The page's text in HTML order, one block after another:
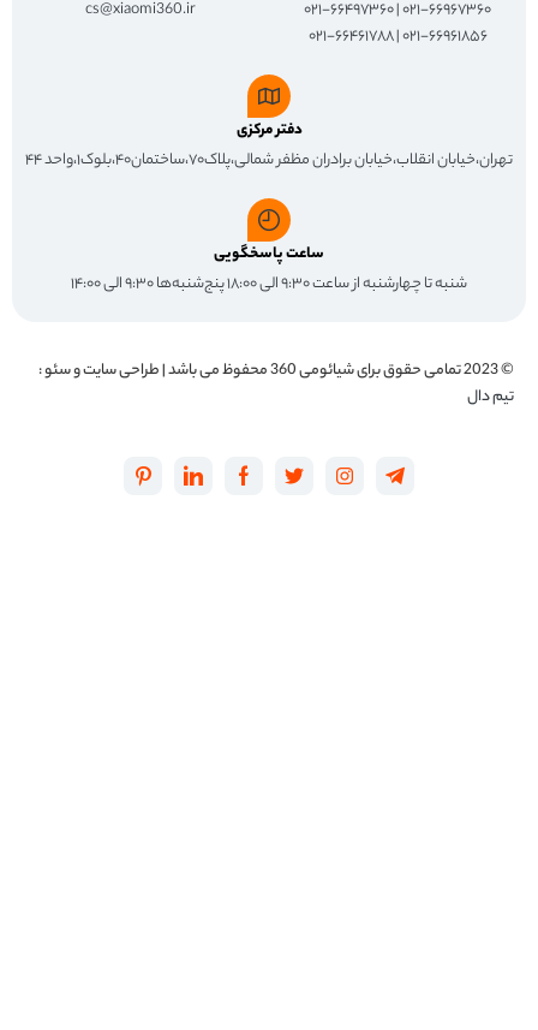
۰۲۱-۶۶۹۶۷۳۶۰ | ۰۲۱-۶۶۴۹۷۳۶۰
۰۲۱-۶۶۹۶۱۸۵۶ | ۰۲۱-۶۶۴۶۱۷۸۸
cs@xiaomi360.ir
دفتر مرکزی
تهران،خیابان انقلاب،خیابان برادران مظفر شمالی،پلاک۷۰،ساختمان۴۰،بلوک۱،واحد ۴۴
ساعت پاسخگویی
شنبه تا چهارشنبه از ساعت ۹:۳۰ الی ۱۸:۰۰ پنج‌شنبه‌ها ۹:۳۰ الی ۱۴:۰۰
© 2023 تمامی حقوق برای شیائومی 360
محفوظ می باشد | طراحی سایت و سئو :
تیم دال